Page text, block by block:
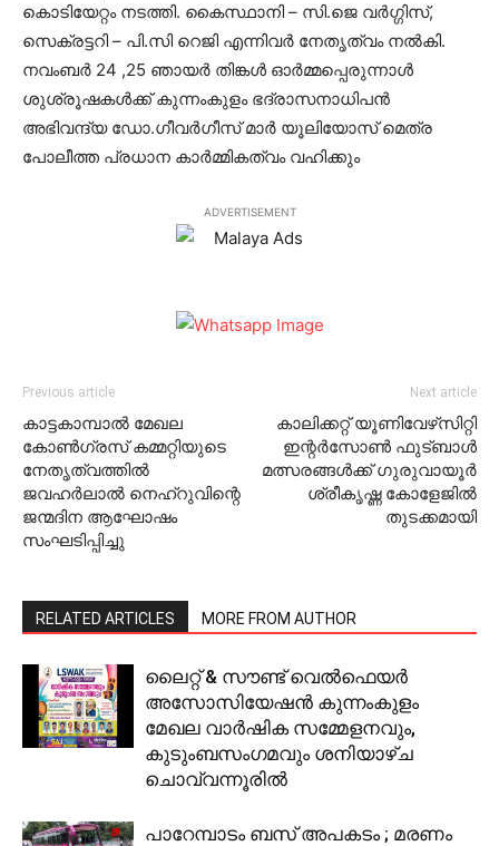
കൊടിയേറ്റം നടത്തി. കൈസ്ഥാനി – സി.ജെ വര്‍ഗ്ഗിസ്,
സെക്രട്ടറി – പി.സി റെജി എന്നിവര്‍ നേതൃത്വം നല്‍കി.
നവംബര്‍ 24 ,25 ഞായര്‍ തിങ്കള്‍ ഓര്‍മ്മപ്പെരുന്നാള്‍
ശുശ്രൂഷകള്‍ക്ക് കുന്നംകുളം ഭദ്രാസനാധിപന്‍
അഭിവന്ദ്യ ഡോ.ഗീവര്‍ഗീസ് മാര്‍ യൂലിയോസ് മെത്ര
പോലീത്ത പ്രധാന കാര്‍മ്മികത്വം വഹിക്കും
ADVERTISEMENT
Previous article
കാട്ടകാമ്പാല്‍ മേഖല
കോണ്‍ഗ്രസ് കമ്മറ്റിയുടെ
നേതൃത്വത്തില്‍
ജവഹര്‍ലാല്‍ നെഹ്‌റുവിന്റെ
ജന്മദിന ആഘോഷം
സംഘടിപ്പിച്ചു
Next article
കാലിക്കറ്റ് യൂണിവേഴ്‌സിറ്റി
ഇന്റര്‍സോണ്‍ ഫുട്ബാള്‍
മത്സരങ്ങള്‍ക്ക് ഗുരുവായൂര്‍
ശ്രീകൃഷ്ണ കോളേജില്‍
തുടക്കമായി
RELATED ARTICLES MORE FROM AUTHOR
ലൈറ്റ് & സൗണ്ട് വെല്‍ഫെയര്‍
അസോസിയേഷന്‍ കുന്നംകുളം
മേഖല വാര്‍ഷിക സമ്മേളനവും,
കുടുംബസംഗമവും ശനിയാഴ്ച
ചൊവ്വന്നൂരില്‍
പാറേമ്പാടം ബസ് അപകടം ; മരണം